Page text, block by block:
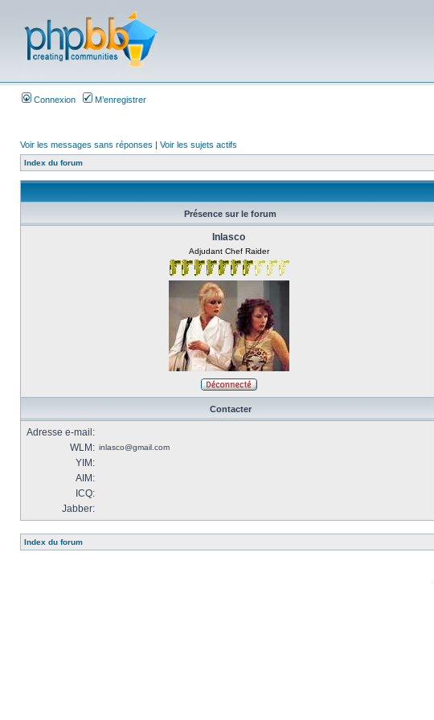
Connexion M’enregistrer
Voir les messages sans réponses | Voir les sujets actifs
Index du forum
Présence sur le forum
Inlasco
Adjudant Chef Raider
Contacter
Adresse e-mail:
WLM: inlasco@gmail.com
YIM:
AIM:
ICQ:
Jabber:
Index du forum